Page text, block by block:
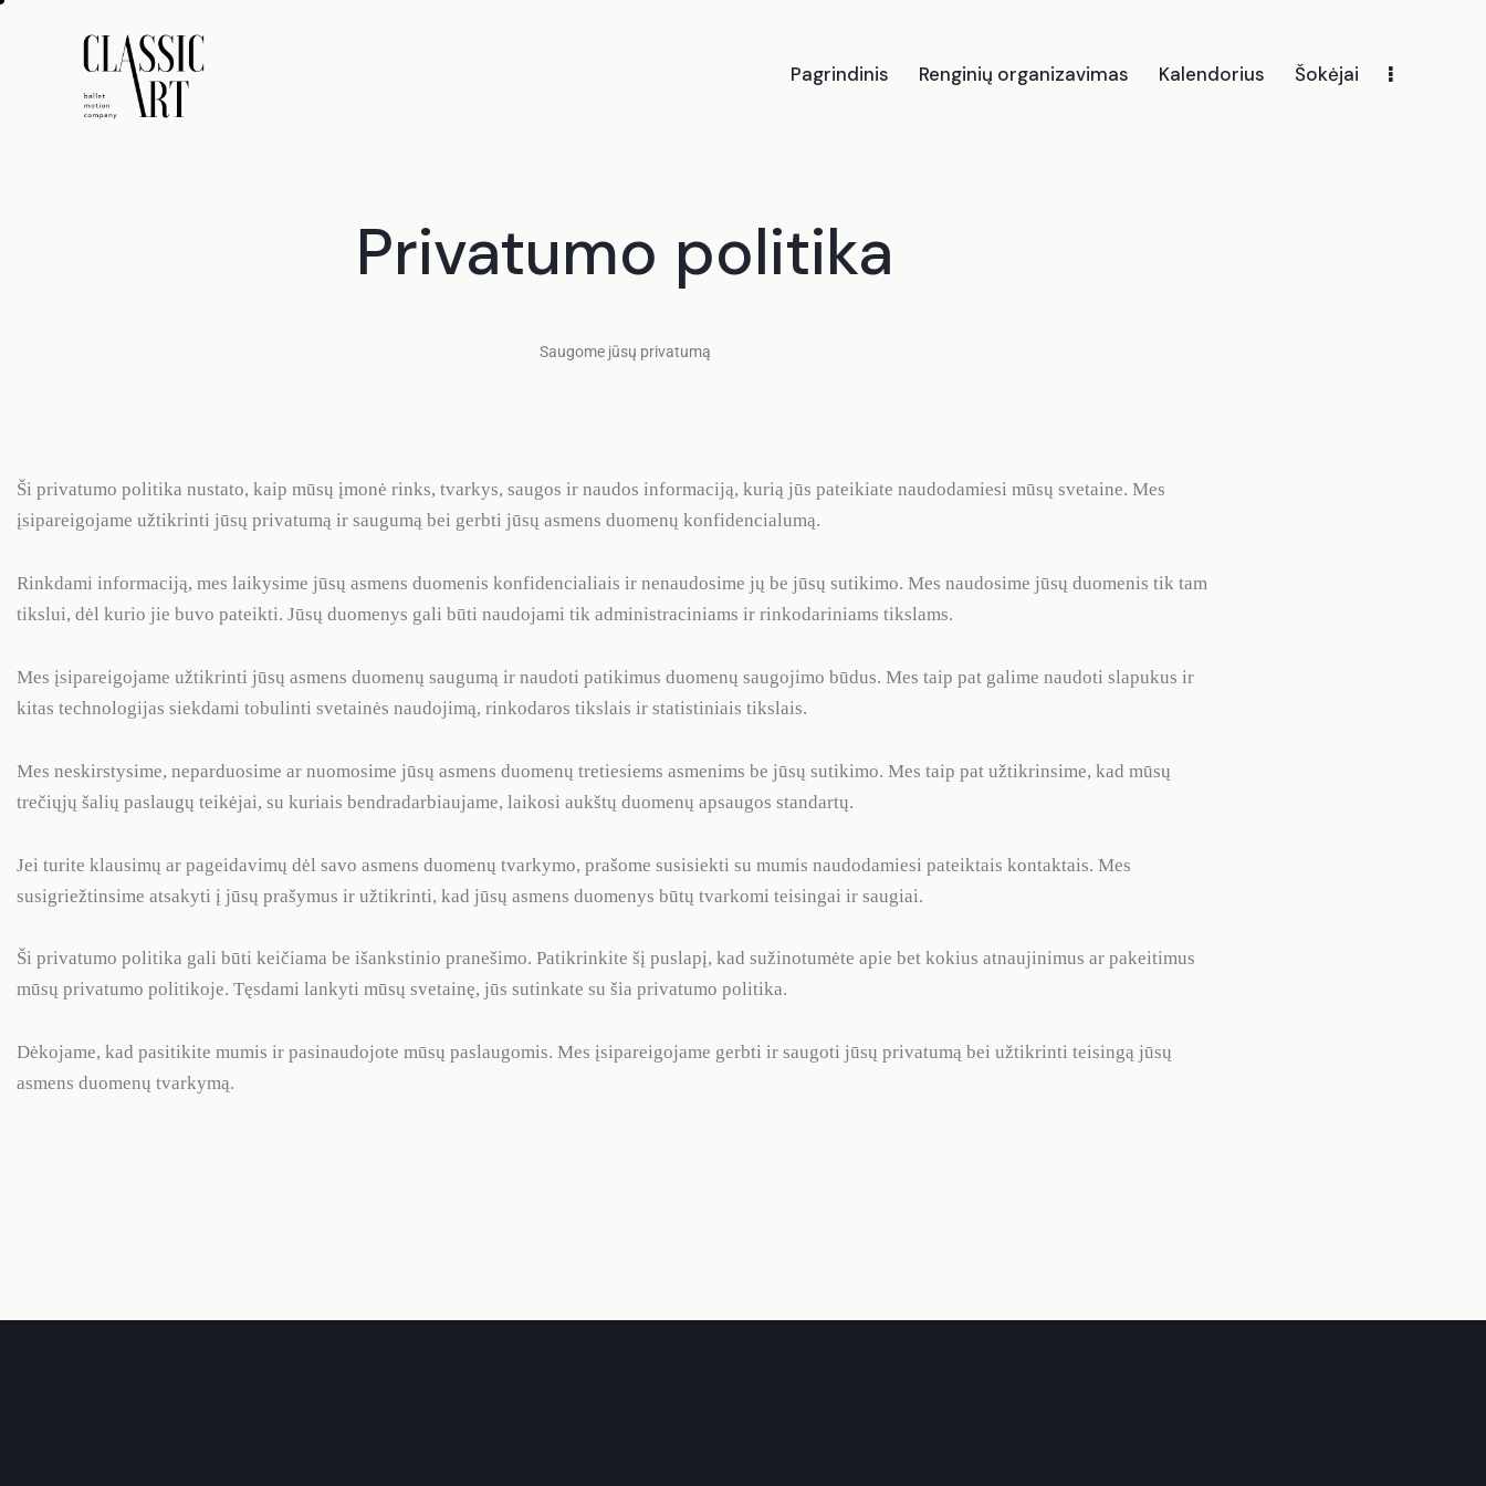
Pagrindinis Renginių organizavimas Kalendorius Šokėjai
Privatumo politika
Saugome jūsų privatumą
Ši privatumo politika nustato, kaip mūsų įmonė rinks, tvarkys, saugos ir naudos informaciją, kurią jūs pateikiate naudodamiesi mūsų svetaine. Mes
įsipareigojame užtikrinti jūsų privatumą ir saugumą bei gerbti jūsų asmens duomenų konfidencialumą.
Rinkdami informaciją, mes laikysime jūsų asmens duomenis konfidencialiais ir nenaudosime jų be jūsų sutikimo. Mes naudosime jūsų duomenis tik tam
tikslui, dėl kurio jie buvo pateikti. Jūsų duomenys gali būti naudojami tik administraciniams ir rinkodariniams tikslams.
Mes įsipareigojame užtikrinti jūsų asmens duomenų saugumą ir naudoti patikimus duomenų saugojimo būdus. Mes taip pat galime naudoti slapukus ir
kitas technologijas siekdami tobulinti svetainės naudojimą, rinkodaros tikslais ir statistiniais tikslais.
Mes neskirstysime, neparduosime ar nuomosime jūsų asmens duomenų tretiesiems asmenims be jūsų sutikimo. Mes taip pat užtikrinsime, kad mūsų
trečiųjų šalių paslaugų teikėjai, su kuriais bendradarbiaujame, laikosi aukštų duomenų apsaugos standartų.
Jei turite klausimų ar pageidavimų dėl savo asmens duomenų tvarkymo, prašome susisiekti su mumis naudodamiesi pateiktais kontaktais. Mes
susigriežtinsime atsakyti į jūsų prašymus ir užtikrinti, kad jūsų asmens duomenys būtų tvarkomi teisingai ir saugiai.
Ši privatumo politika gali būti keičiama be išankstinio pranešimo. Patikrinkite šį puslapį, kad sužinotumėte apie bet kokius atnaujinimus ar pakeitimus
mūsų privatumo politikoje. Tęsdami lankyti mūsų svetainę, jūs sutinkate su šia privatumo politika.
Dėkojame, kad pasitikite mumis ir pasinaudojote mūsų paslaugomis. Mes įsipareigojame gerbti ir saugoti jūsų privatumą bei užtikrinti teisingą jūsų
asmens duomenų tvarkymą.